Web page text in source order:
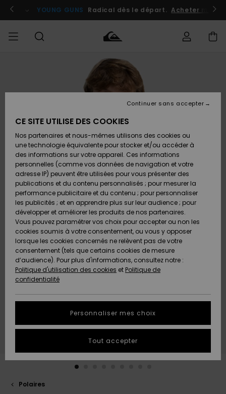
l'information
le
Se connecter / s'inscrire
YOUNG GUNS Radical dès le départ. Acheter
Vêtements
Chaussures
& Tongs
Surf
Snow
Nouveautés
A
Découvrir
Vêtements
Chaussures
& Tongs
Surf
Snow
Nouveautés
A
Découvrir
FEMME
Shop
A
Découvrir
Snow
SURF
Surf
Shop
Homme
Surf
Shop
Enfant
Highlights
Communauté
SNOW
Snow
Shop
Homme
Snow
Shop
Enfant
Snow
Shop
Femme
A
Découvrir
Communauté
OUTLET
Outlet
Homme
Enfant
Outlet
Femme
AIDE &
CONTACT
Accéder à
commande
Retours
Paiement
Carte
Cadeau
Quiksilver
Freedom
Protection
des
tailles
conversation
MAGASINS
QUIKSILVER
Polaires
CE SITE UTILISE DES COOKIES
Nos partenaires et nous-mêmes utilisons des cookies ou
une technologie équivalente pour stocker et/ou accéder à
des informations sur votre appareil. Ces informations
personnelles (comme vos données de navigation et votre
adresse IP) peuvent être utilisées pour vous présenter des
publications et du contenu personnalisés ; pour mesurer la
performance publicitaire et du contenu ; pour personnaliser
les publicités ; et en apprendre plus sur leur audience ; pour
développer et améliorer les produits de nos partenaires.
Vous pouvez paramétrer vos choix pour accepter ou non les
cookies soumis à votre consentement, ou vous y opposer
lorsque les cookies concernés ne relèvent pas de votre
consentement (tels que certains cookies de mesure
d’audience). Pour plus d'informations, consultez notre :
Politique d'utilisation des cookies et Politique de
confidentialité
Personnaliser mes choix
Continuer sans accepter
Tout accepter